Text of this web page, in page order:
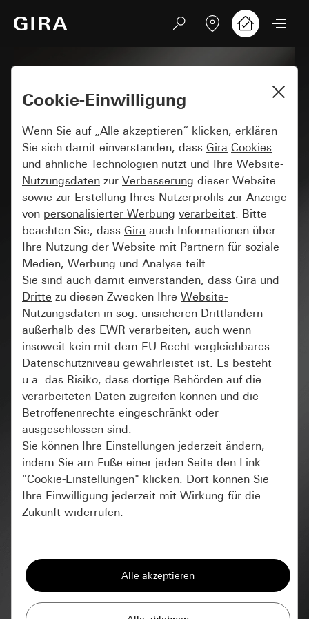
SMARTE TECHNIK
KNX Installation: Wissen
rundum Vorteile und
Verlegung des Smart-Home-
Standards
VON PIA FRANZISKA KRAUS 16 OKTOBER 2025
KNX Systeme sind für ihre umfassenden
Vorteile im Bereich Smart Home bekannt.
Welche das sind und was die KNX Installation
so besonders macht, erfahren Sie in unserem
Ratgeber.
Was bedeutet KNX?
Vorteile einer KNX Installation für Ihren Haushalt
Cookie-Einwilligung
Wenn Sie auf „Alle akzeptieren“ klicken, erklären
Sie sich damit einverstanden, dass Gira Cookies
und ähnliche Technologien nutzt und Ihre Website-
Nutzungsdaten zur Verbesserung dieser Website
sowie zur Erstellung Ihres Nutzerprofils zur Anzeige
von personalisierter Werbung verarbeitet. Bitte
beachten Sie, dass Gira auch Informationen über
Ihre Nutzung der Website mit Partnern für soziale
Medien, Werbung und Analyse teilt.
Sie sind auch damit einverstanden, dass Gira und
Dritte zu diesen Zwecken Ihre Website-
Nutzungsdaten in sog. unsicheren Drittländern
außerhalb des EWR verarbeiten, auch wenn
insoweit kein mit dem EU-Recht vergleichbares
Datenschutzniveau gewährleistet ist. Es besteht
u.a. das Risiko, dass dortige Behörden auf die
verarbeiteten Daten zugreifen können und die
Betroffenenrechte eingeschränkt oder
ausgeschlossen sind.
Sie können Ihre Einstellungen jederzeit ändern,
indem Sie am Fuße einer jeden Seite den Link
"Cookie-Einstellungen" klicken. Dort können Sie
Ihre Einwilligung jederzeit mit Wirkung für die
Zukunft widerrufen.
Alle Cookies, die wir benötigen um Ihnen die